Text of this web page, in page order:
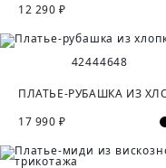
12 290 ₽
42444648
17 990 ₽